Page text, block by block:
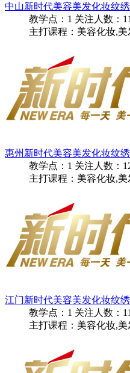
中山新时代美容美发化妆纹
教学点： 1 关注人数：
主打课程：美容化妆,
惠州新时代美容美发化妆纹
教学点： 1 关注人数：
主打课程：美容化妆,
江门新时代美容美发化妆纹
教学点： 1 关注人数：
主打课程：美容化妆,